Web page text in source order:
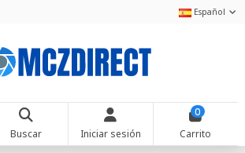
Español
Buscar Iniciar sesión
0
Carrito